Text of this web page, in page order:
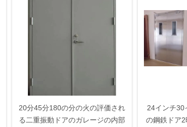
20分45分180の分の火の評価され
る二重振動ドアのガレージの内部
24インチ30
の鋼鉄ドア2